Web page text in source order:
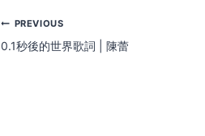
Post
navigation
PREVIOUS
0.1秒後的世界歌詞 | 陳蕾